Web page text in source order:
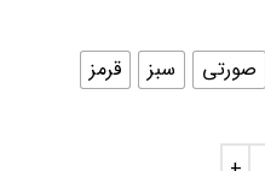
صورتی سبز قرمز